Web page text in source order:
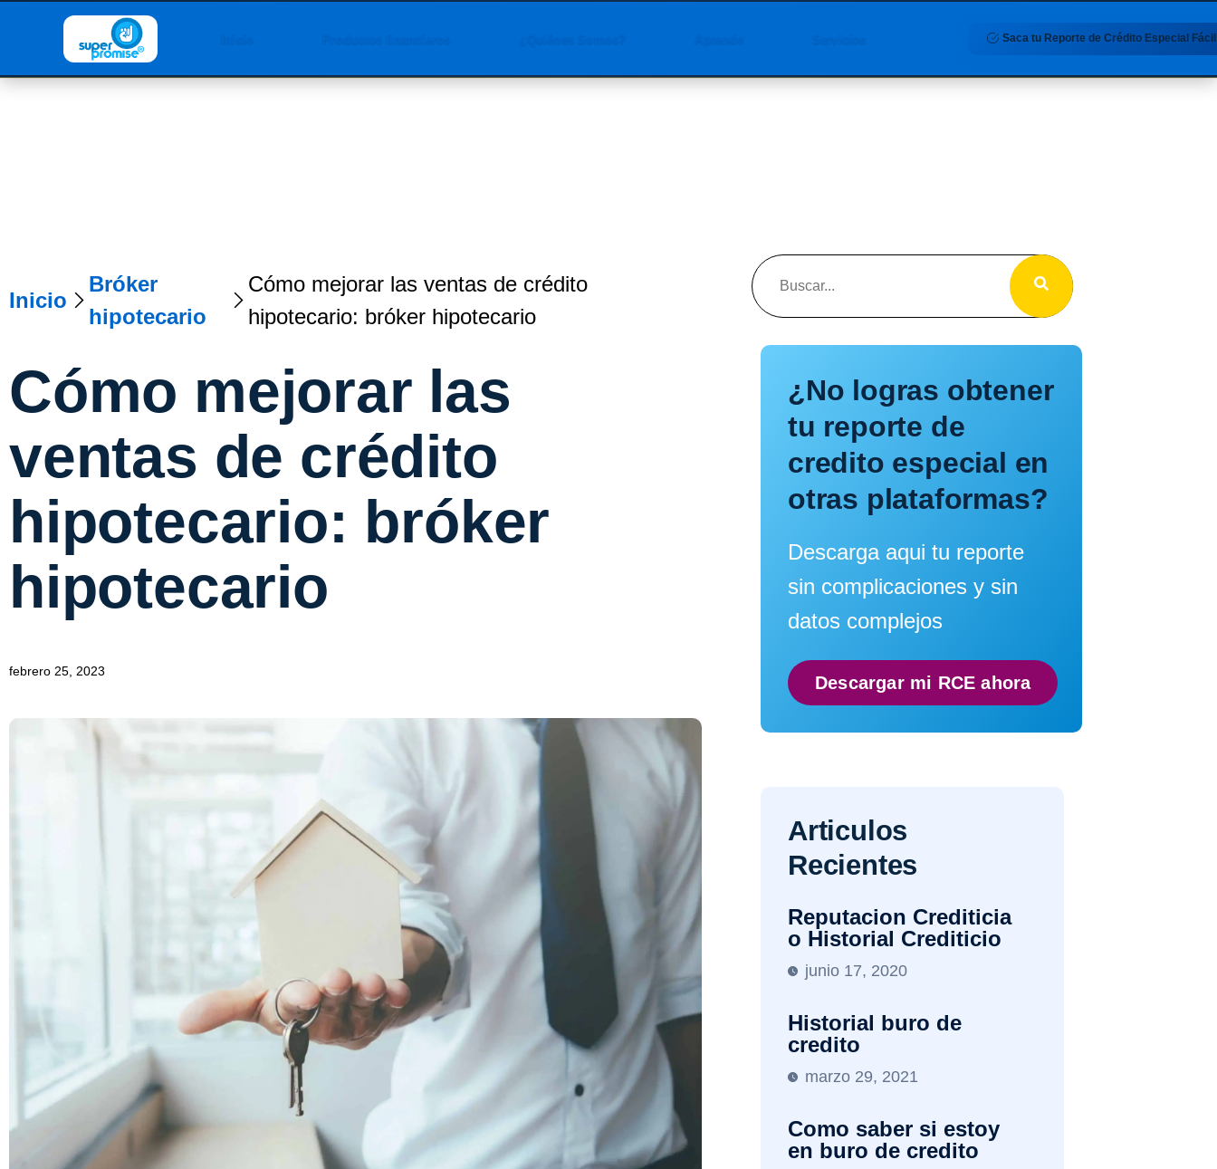
Servicios
Productos financieros ¿Quiénes Somos? Saca tu Reporte de Crédito Especial Fácil
Inicio
Bróker
hipotecario
Cómo mejorar las ventas de crédito
hipotecario: bróker hipotecario
Cómo mejorar las
ventas de crédito
hipotecario: bróker
hipotecario
febrero 25, 2023
¿No logras obtener
tu reporte de
credito especial en
otras plataformas?
Descarga aqui tu reporte
sin complicaciones y sin
datos complejos
Descargar mi RCE ahora
Articulos
Recientes
Reputacion Crediticia
o Historial Crediticio
junio 17, 2020
Historial buro de
credito
marzo 29, 2021
Como saber si estoy
en buro de credito